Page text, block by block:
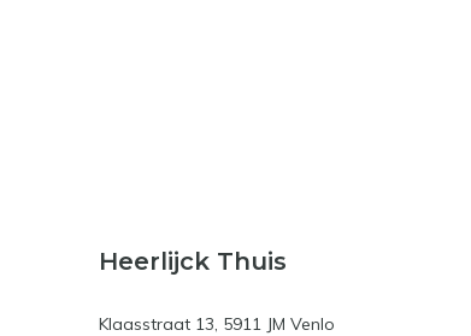
Heerlijck Thuis
Klaasstraat 13, 5911 JM Venlo